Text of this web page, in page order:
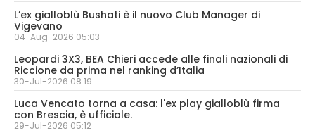
L’ex gialloblù Bushati è il nuovo Club Manager di
Vigevano
04-Aug-2026 05:03
Leopardi 3X3, BEA Chieri accede alle finali nazionali di
Riccione da prima nel ranking d’Italia
30-Jul-2026 08:19
Luca Vencato torna a casa: l'ex play gialloblù firma
con Brescia, è ufficiale.
29-Jul-2026 05:12